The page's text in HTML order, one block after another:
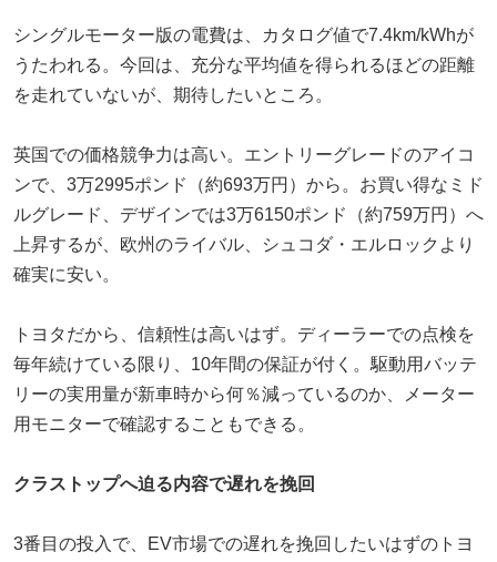
シングルモーター版の電費は、カタログ値で7.4km/kWhが
うたわれる。今回は、充分な平均値を得られるほどの距離
を走れていないが、期待したいところ。
英国での価格競争力は高い。エントリーグレードのアイコ
ンで、3万2995ポンド（約693万円）から。お買い得なミド
ルグレード、デザインでは3万6150ポンド（約759万円）へ
上昇するが、欧州のライバル、シュコダ・エルロックより
確実に安い。
トヨタだから、信頼性は高いはず。ディーラーでの点検を
毎年続けている限り、10年間の保証が付く。駆動用バッテ
リーの実用量が新車時から何％減っているのか、メーター
用モニターで確認することもできる。
クラストップへ迫る内容で遅れを挽回
3番目の投入で、EV市場での遅れを挽回したいはずのトヨ